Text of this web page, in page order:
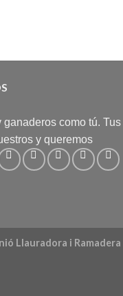
como tú. Tus
y queremos
Llauradora i Ramadera